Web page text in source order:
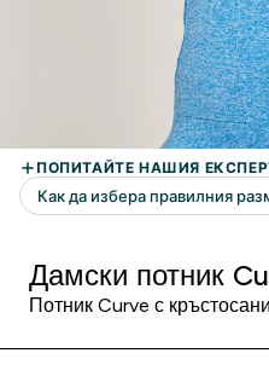
Дамски потник
Потник Curve с